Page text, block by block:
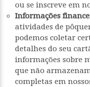
ou se inscreve em
Informações
atividades de
podemos coletar
detalhes do seu
informações sobre
que não
completas em